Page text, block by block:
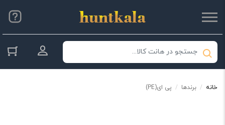
ورود به
خانه / برندها / پی ای(PE)